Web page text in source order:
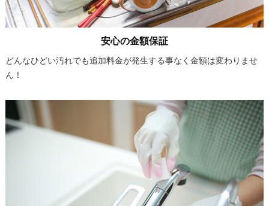
安心の金額保証
どんなひどい汚れでも追加料金が発生する事なく金額は変わりませ
ん！